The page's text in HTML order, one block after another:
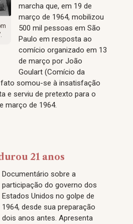
marcha que, em 19 de
março de 1964, mobilizou
500 mil pessoas em São
Paulo em resposta ao
comício organizado em 13
de março por João
Goulart (Comício da
fato somou-se à insatisfação
e serviu de pretexto para o
março de 1964.
21 anos
Documentário sobre a
participação do governo dos
Estados Unidos no golpe de
1964, desde sua preparação
dois anos antes. Apresenta